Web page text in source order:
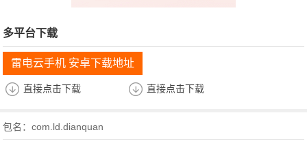
多平台下载
雷电云手机 安卓下载地址
直接点击下载 直接点击下载
包名：com.ld.dianquan